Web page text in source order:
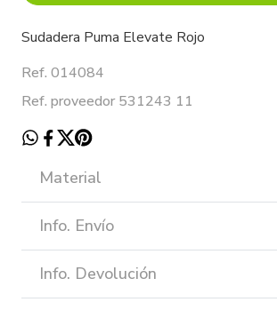
Sudadera Puma Elevate Rojo
Ref. 014084
Ref. proveedor 531243 11
Material
Info. Envío
Info. Devolución